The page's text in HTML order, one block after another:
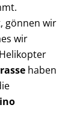
gönnen wir
wir
haben